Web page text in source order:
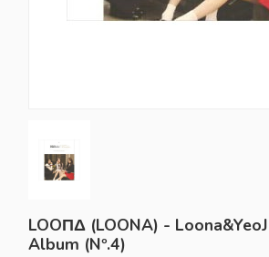
LOOΠΔ (LOONA) -
Album (Nº.4)